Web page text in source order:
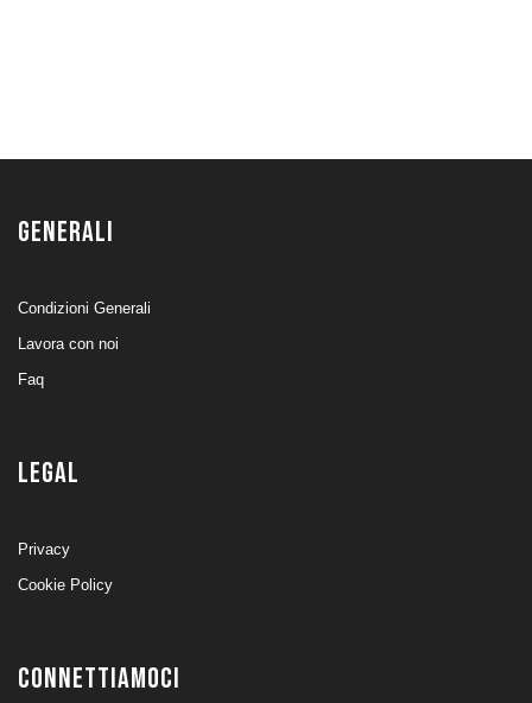
GENERALI
Condizioni Generali
Lavora con noi
Faq
LEGAL
Privacy
Cookie Policy
CONNETTIAMOCI